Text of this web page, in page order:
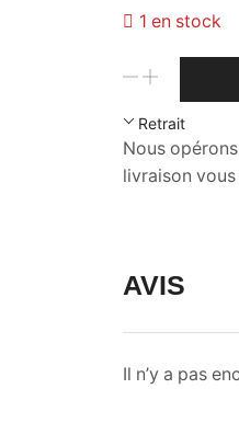
1 en stock
quantité
Vase
en
verre
recyclé
Retrait
Nous
livraison
AVIS
Il n’y a pas